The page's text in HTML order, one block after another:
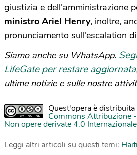
giustizia e dell’amministrazione
ministro Ariel Henry, inoltre,
pronunciamento sull’escalation
Siamo anche su WhatsApp.
LifeGate per restare
ultime notizie e sulle nostre
Quest'opera è
Commons Attribuzione
Non opere derivate 4.0 Internazionale
Leggi altri articoli su questi temi: Haiti